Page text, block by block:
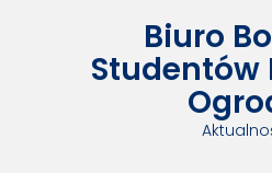
Biuro
Studentów